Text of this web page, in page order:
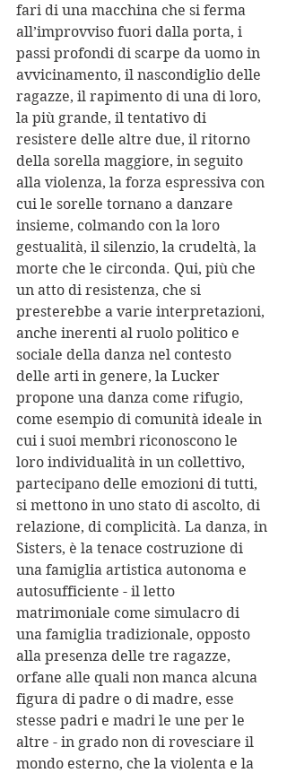
fari di una macchina che si ferma
all’improvviso fuori dalla porta, i
passi profondi di scarpe da uomo in
avvicinamento, il nascondiglio delle
ragazze, il rapimento di una di loro,
la più grande, il tentativo di
resistere delle altre due, il ritorno
della sorella maggiore, in seguito
alla violenza, la forza espressiva con
cui le sorelle tornano a danzare
insieme, colmando con la loro
gestualità, il silenzio, la crudeltà, la
morte che le circonda. Qui, più che
un atto di resistenza, che si
presterebbe a varie interpretazioni,
anche inerenti al ruolo politico e
sociale della danza nel contesto
delle arti in genere, la Lucker
propone una danza come rifugio,
come esempio di comunità ideale in
cui i suoi membri riconoscono le
loro individualità in un collettivo,
partecipano delle emozioni di tutti,
si mettono in uno stato di ascolto, di
relazione, di complicità. La danza, in
Sisters, è la tenace costruzione di
una famiglia artistica autonoma e
autosufficiente - il letto
matrimoniale come simulacro di
una famiglia tradizionale, opposto
alla presenza delle tre ragazze,
orfane alle quali non manca alcuna
figura di padre o di madre, esse
stesse padri e madri le une per le
altre - in grado non di rovesciare il
mondo esterno, che la violenta e la